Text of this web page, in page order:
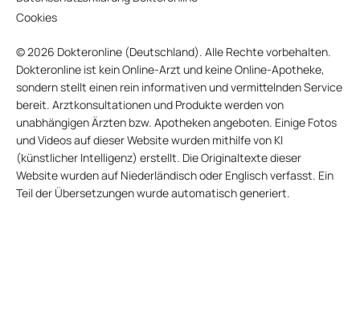
Cookies
© 2026 Dokteronline (Deutschland). Alle Rechte vorbehalten.
Dokteronline ist kein Online-Arzt und keine Online-Apotheke,
sondern stellt einen rein informativen und vermittelnden Service
bereit. Arztkonsultationen und Produkte werden von
unabhängigen Ärzten bzw. Apotheken angeboten. Einige Fotos
und Videos auf dieser Website wurden mithilfe von KI
(künstlicher Intelligenz) erstellt. Die Originaltexte dieser
Website wurden auf Niederländisch oder Englisch verfasst. Ein
Teil der Übersetzungen wurde automatisch generiert.